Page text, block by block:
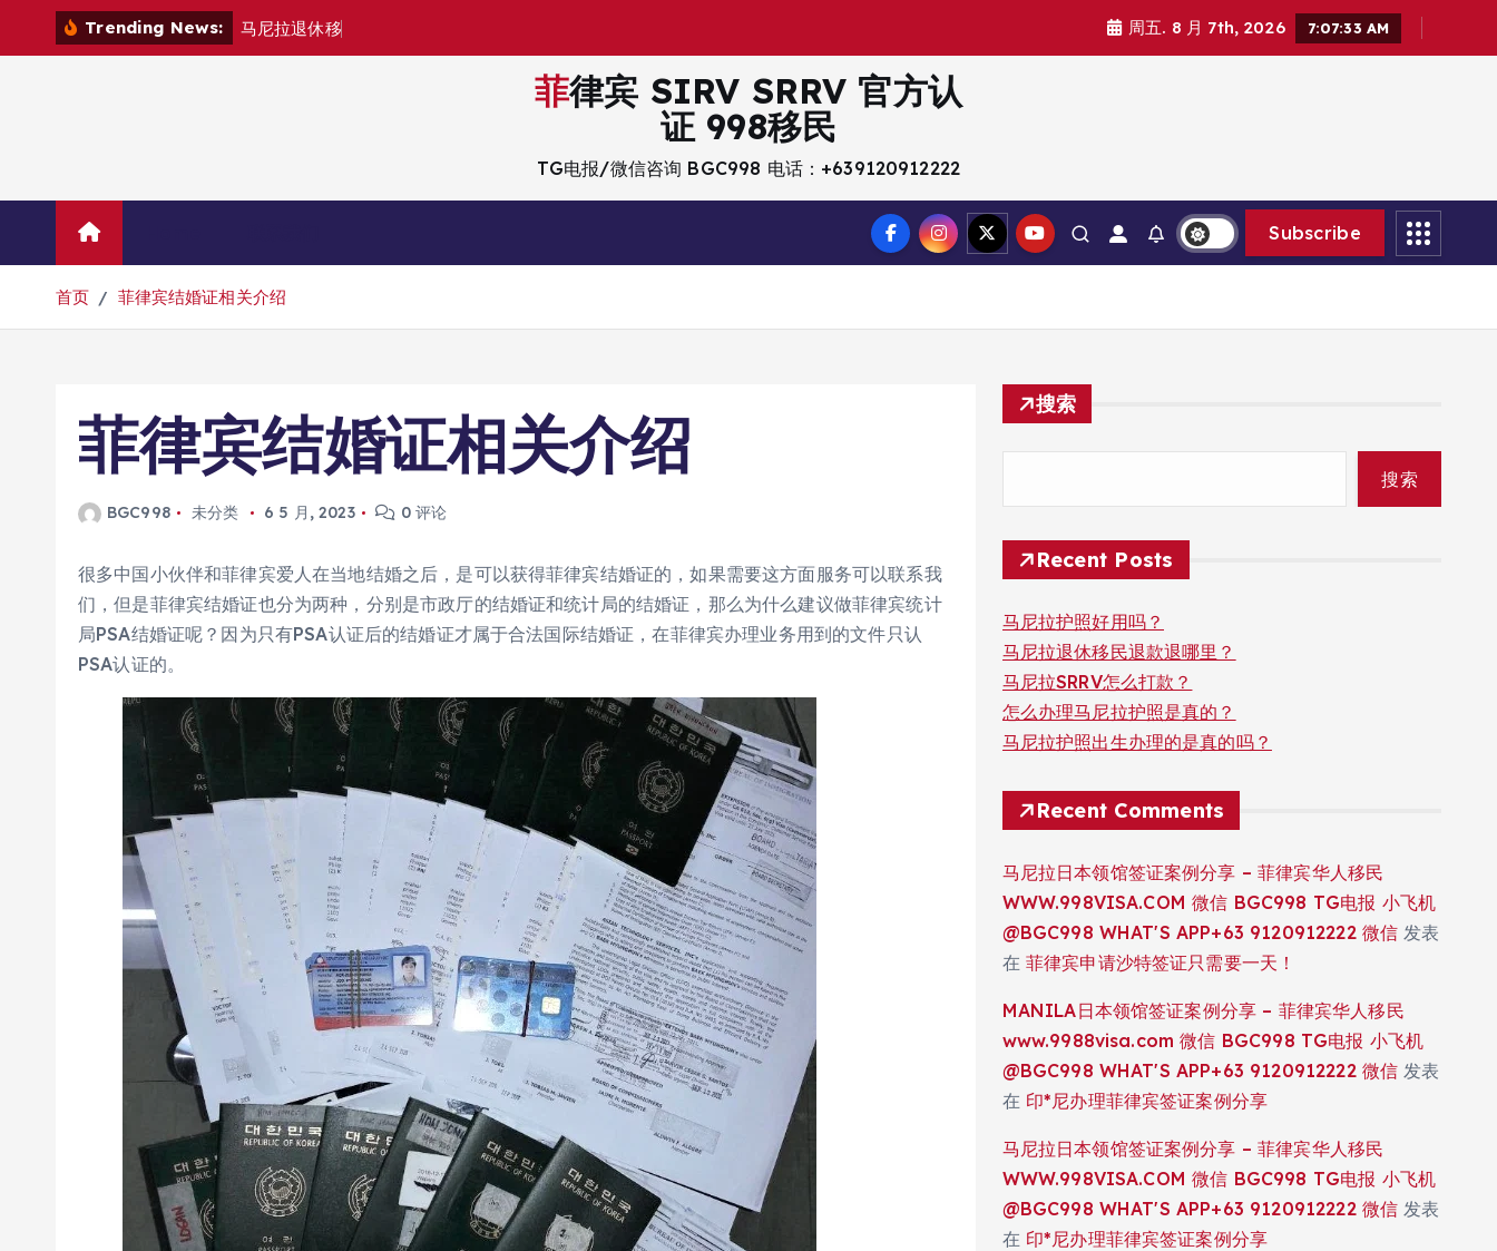
Trending News: 马 尼拉退休移 周五. 8 月 7th, 2026 7:07:34 AM
菲律宾 SIRV SRRV 官方认
证 998移民
TG电报/微信咨询 BGC998 电话：+639120912222
Subscribe
首页 菲律宾结婚证相关介绍
菲律宾结婚证相关介绍
BGC998 未分类 6 5 月, 2023 0 评论
很多中国小伙伴和菲律宾爱人在当地结婚之后，是可以获得菲律宾结婚证的，如果需要这方面服务可以联系我
们，但是菲律宾结婚证也分为两种，分别是市政厅的结婚证和统计局的结婚证，那么为什么建议做菲律宾统计
局PSA结婚证呢？因为只有PSA认证后的结婚证才属于合法国际结婚证，在菲律宾办理业务用到的文件只认
PSA认证的。
搜索
搜索
Recent Posts
马尼拉护照好用吗？
马尼拉退休移民退款退哪里？
马尼拉SRRV怎么打款？
怎么办理马尼拉护照是真的？
马尼拉护照出生办理的是真的吗？
Recent Comments
马尼拉日本领馆签证案例分享 – 菲律宾华人移民
WWW.998VISA.COM 微信 BGC998 TG电报 小飞机
@BGC998 WHAT'S APP+63 9120912222 微信 发表
在 菲律宾申请沙特签证只需要一天！
MANILA日本领馆签证案例分享 – 菲律宾华人移民
www.9988visa.com 微信 BGC998 TG电报 小飞机
@BGC998 WHAT'S APP+63 9120912222 微信 发表
在 印*尼办理菲律宾签证案例分享
马尼拉日本领馆签证案例分享 – 菲律宾华人移民
WWW.998VISA.COM 微信 BGC998 TG电报 小飞机
@BGC998 WHAT'S APP+63 9120912222 微信 发表
在 印*尼办理菲律宾签证案例分享